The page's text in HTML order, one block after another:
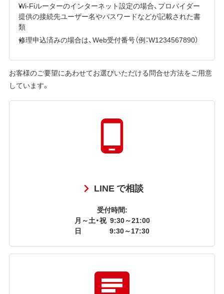
Wi-Fiルーターのインターネット設定の場合、プロバイダー
提供の接続先ユーザー名やパスワードなどが記載された書
類
修理申込済みの場合は、Web受付番号（例：W1234567890）
お客様のご要望にあわせてお選びいただける問合せ方法をご用意
しています。
LINE で相談
受付時間:
月～土・祝 9:30～21:00
日
9:30～17:30